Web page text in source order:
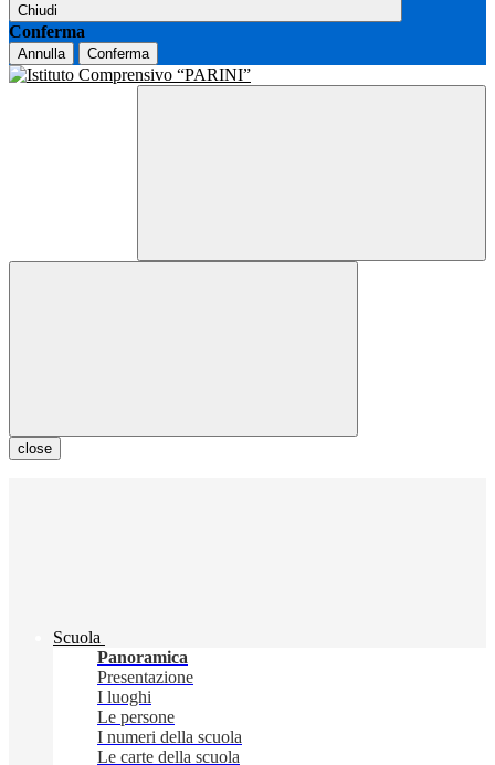
Chiudi
Conferma
Annulla Conferma
close
Scuola
Panoramica
Presentazione
I luoghi
Le persone
I numeri della scuola
Le carte della scuola